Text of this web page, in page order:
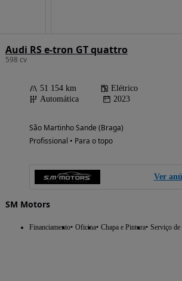
Audi RS e-tron GT quattro
598 cv
51 154 km
Elétrico
Automática
2023
São Martinho Sande (Braga)
Profissional • Para o topo
Ver
SM Motors
Financiamento Oficina Chapa e Pintura Serviço de